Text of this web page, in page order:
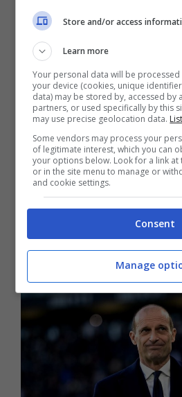
suo futuro con i
a parlare prima di
conferenzae annunciare
sarebbe il suo futuro con i
Importantissimo indizio
parte del tecnico toscano
stagione.
Store and/or access
Learn more
Your personal data will be
your device (cookies, unique
data) may be stored by, accessed by
partners, or used specifically by this
may use precise geolocation data.
Some vendors may process your
of legitimate interest, which you can
your options below. Look for a link
or in the site menu to manage or
and cookie settings.
Consent
Manage